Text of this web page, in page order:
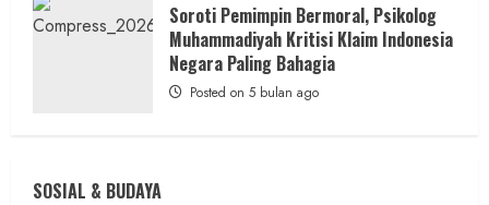
Soroti Pemimpin Bermoral, Psikolog
Muhammadiyah Kritisi Klaim Indonesia
Negara Paling Bahagia
Posted on 5 bulan ago
SOSIAL & BUDAYA